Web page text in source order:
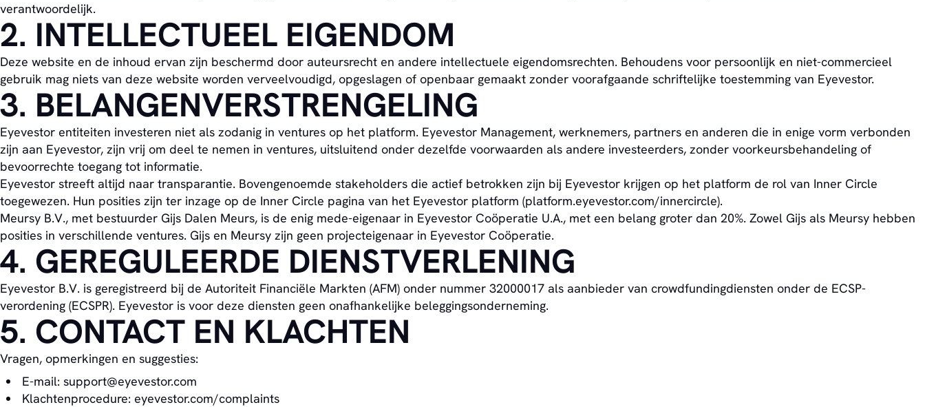
verantwoordelijk.
2. INTELLECTUEEL EIGENDOM
Deze website en de inhoud ervan zijn beschermd door auteursrecht en andere intellectuele eigendomsrechten. Behoudens voor persoonlijk en niet-commercieel
gebruik mag niets van deze website worden verveelvoudigd, opgeslagen of openbaar gemaakt zonder voorafgaande schriftelijke toestemming van Eyevestor.
3. BELANGENVERSTRENGELING
Eyevestor entiteiten investeren niet als zodanig in ventures op het platform. Eyevestor Management, werknemers, partners en anderen die in enige vorm verbonden
zijn aan Eyevestor, zijn vrij om deel te nemen in ventures, uitsluitend onder dezelfde voorwaarden als andere investeerders, zonder voorkeursbehandeling of
bevoorrechte toegang tot informatie.
Eyevestor streeft altijd naar transparantie. Bovengenoemde stakeholders die actief betrokken zijn bij Eyevestor krijgen op het platform de rol van Inner Circle
toegewezen. Hun posities zijn ter inzage op de Inner Circle pagina van het Eyevestor platform (platform.eyevestor.com/innercircle).
Meursy B.V., met bestuurder Gijs Dalen Meurs, is de enig mede-eigenaar in Eyevestor Coöperatie U.A., met een belang groter dan 20%. Zowel Gijs als Meursy hebben
posities in verschillende ventures. Gijs en Meursy zijn geen projecteigenaar in Eyevestor Coöperatie.
4. GEREGULEERDE DIENSTVERLENING
Eyevestor B.V. is geregistreerd bij de Autoriteit Financiële Markten (AFM) onder nummer 32000017 als aanbieder van crowdfundingdiensten onder de ECSP-
verordening (ECSPR). Eyevestor is voor deze diensten geen onafhankelijke beleggingsonderneming.
5. CONTACT EN KLACHTEN
Vragen, opmerkingen en suggesties:
E-mail: support@eyevestor.com
Klachtenprocedure: eyevestor.com/complaints